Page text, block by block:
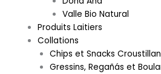
Valle Bio Natural
Produits Laitiers
Collations
Chips et Snacks
Gressins, Regañás et